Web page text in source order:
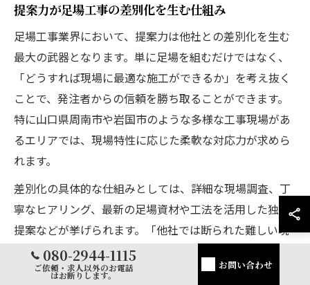
提案力が足場工事の差別化を生む仕組み
足場工事業界において、提案力は他社との差別化を生む
最大の武器となります。単に足場を組むだけではなく、
「どうすれば現場に最適な施工ができるか」を考え抜く
ことで、発注者からの信頼を勝ち取ることができます。
特に山口県周南市や岩国市のような多様な工事現場があ
るエリアでは、現場特性に応じた柔軟な対応力が求めら
れます。
差別化の具体的な仕組みとしては、詳細な現場調査、丁
寧なヒアリング、最新の足場資材や工法を活用した独自
提案などが挙げられます。「他社では断られた難しい現
場にも柔軟に対応してもらえた」という実例もあり、提
案力が高い会社ほどリピート率や紹介率が高まる傾向に
080-2944-1115
ご依頼・求人以外のお電話
はお断りします。
お問い合わせ